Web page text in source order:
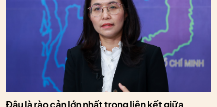
Đâu là rào cản lớn nhất trong liên kết giữa